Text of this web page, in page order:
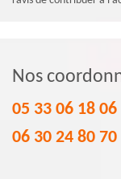
Nos
05 33 06 18 06
06 30 24 80 70